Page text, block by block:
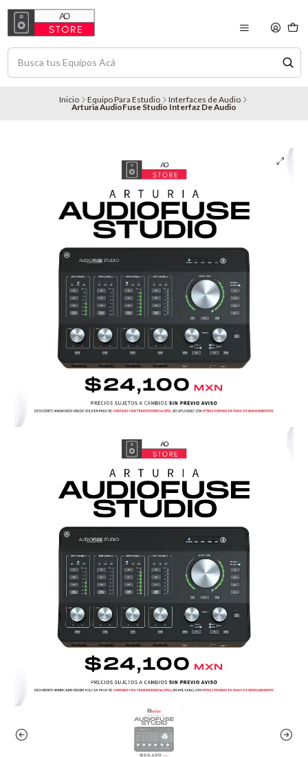
Inicio Equipo Para Estudio Interfaces de Audio
Arturia AudioFuse Studio Interfaz De Audio